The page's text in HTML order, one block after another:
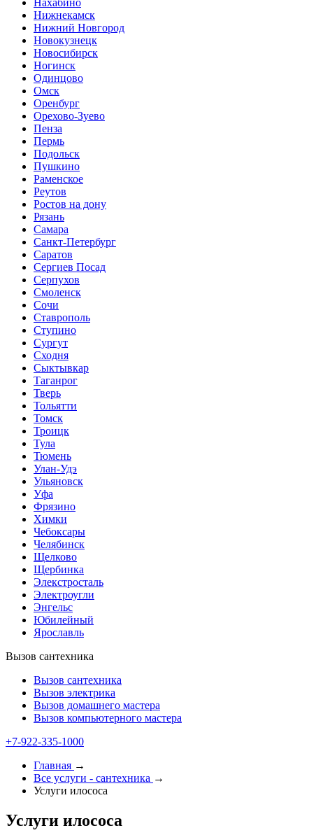
Нахабино
Нижнекамск
Нижний Новгород
Новокузнецк
Новосибирск
Ногинск
Одинцово
Омск
Оренбург
Орехово-Зуево
Пенза
Пермь
Подольск
Пушкино
Раменское
Реутов
Ростов на дону
Рязань
Самара
Санкт-Петербург
Саратов
Сергиев Посад
Серпухов
Смоленск
Сочи
Ставрополь
Ступино
Сургут
Сходня
Сыктывкар
Таганрог
Тверь
Тольятти
Томск
Троицк
Тула
Тюмень
Улан-Удэ
Ульяновск
Уфа
Фрязино
Химки
Чебоксары
Челябинск
Щелково
Щербинка
Элекстросталь
Электроугли
Энгельс
Юбилейный
Ярославль
Вызов сантехника
Вызов сантехника
Вызов электрика
Вызов домашнего мастера
Вызов компьютерного мастера
+7-922-335-2000
Главная →
Все услуги - cантехника →
Услуги илососа
Услуги илососа